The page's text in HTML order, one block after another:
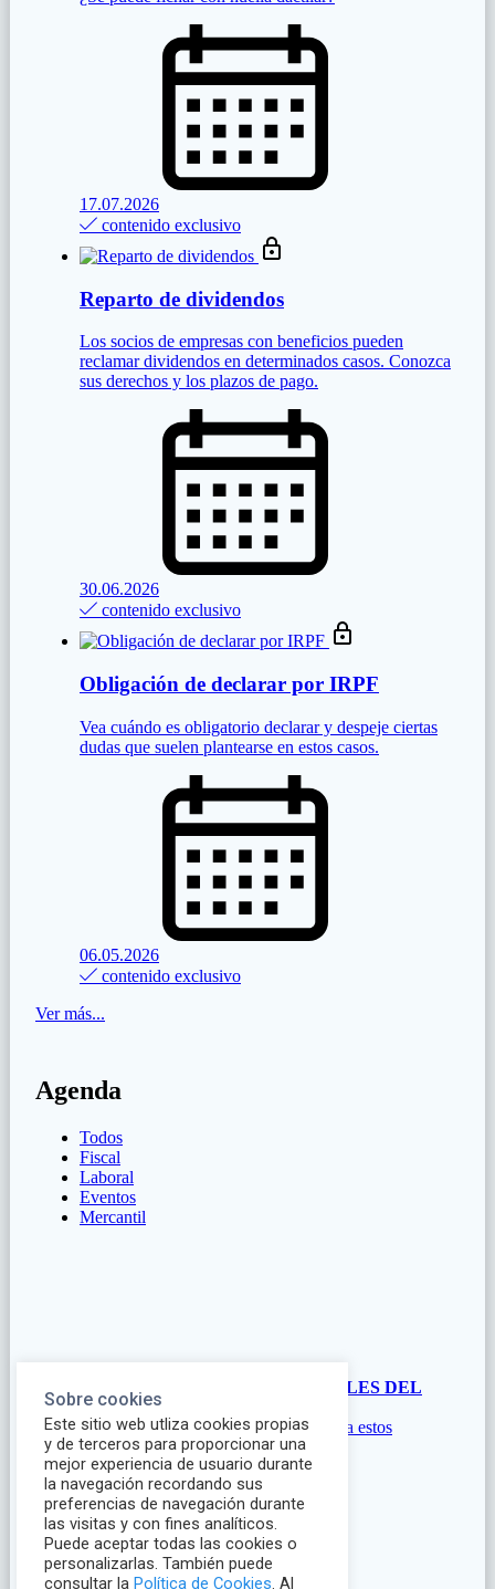
Sobre cookies
Este sitio web utliza cookies propias
y de terceros para proporcionar una
mejor experiencia de usuario durante
la navegación recordando sus
preferencias de navegación durante
las visitas y con fines analíticos.
Puede aceptar todas las cookies o
personalizarlas. También puede
consultar la Política de Cookies. Al